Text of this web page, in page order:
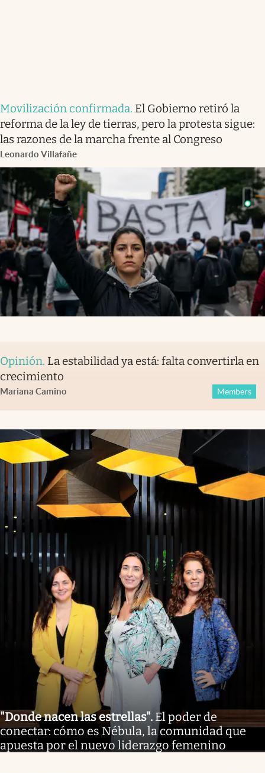
Movilización confirmada. El Gobierno retiró la
reforma de la ley de tierras, pero la protesta sigue:
las razones de la marcha frente al Congreso
Leonardo Villafañe
Opinión. La estabilidad ya está: falta convertirla en
crecimiento
Mariana Camino Members
"Donde nacen las estrellas". El poder de
conectar: cómo es Nébula, la comunidad que
apuesta por el nuevo liderazgo femenino